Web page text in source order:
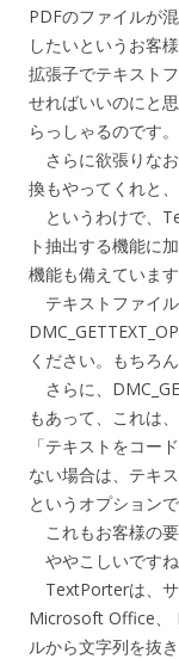
PDFのファイルが
したいというお客
拡張子でテキスト
せればいいのにと
らっしゃるのです。
さらに欲張りな
換もやってくれと
というわけで、
ト抽出する機能に
機能も備えています
テキストファイル
ください。もちろ
さらに、
もあって、これは、
「テキストをコー
ない場合は、テキ
というオプションで
これもお客様の要
ややこしいですね
TextPorterは、サ
Microsoft Office、
ルから文字列を抜き